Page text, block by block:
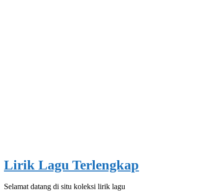
Lirik Lagu Terlengkap
Selamat datang di situ koleksi lirik lagu